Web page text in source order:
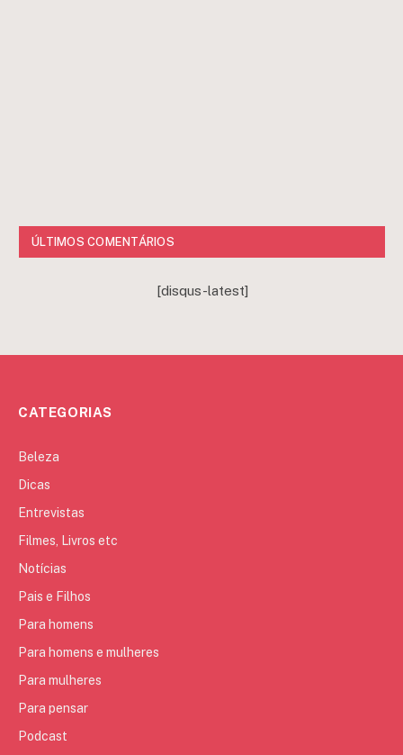
ÚLTIMOS COMENTÁRIOS
[disqus-latest]
CATEGORIAS
Beleza
Dicas
Entrevistas
Filmes, Livros etc
Notícias
Pais e Filhos
Para homens
Para homens e mulheres
Para mulheres
Para pensar
Podcast